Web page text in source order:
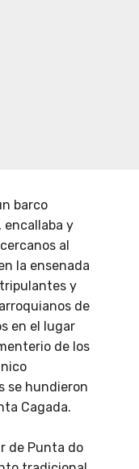
barco
encallaba y
al
la ensenada
y
de
en el lugar
de los
se hundieron
Cagada.
de Punta do